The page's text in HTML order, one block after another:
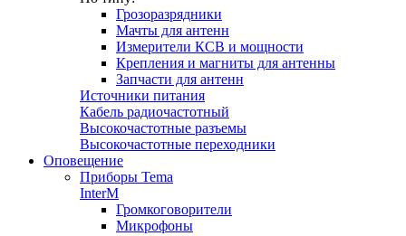
Грозоразрядники
Мачты для антенн
Измерители КСВ и мощности
Крепления и магниты для антенны
Запчасти для антенн
Источники питания
Кабель радиочастотный
Высокочастотные разъемы
Высокочастотные переходники
Оповещение
Приборы Tema
InterM
Громкоговорители
Микрофоны